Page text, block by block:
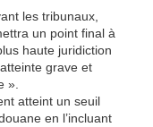
les tribunaux,
un point final à
haute juridiction
grave et
».
atteint un seuil
en l’incluant